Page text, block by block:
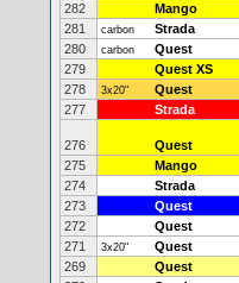
282
Mango
281
carbon Strada
280
carbon Quest
279
Quest XS
278
3x20" Quest
277
Strada
276 Quest
275
Mango
274
Strada
273
Quest
272
Quest
271
3x20" Quest
269
Quest